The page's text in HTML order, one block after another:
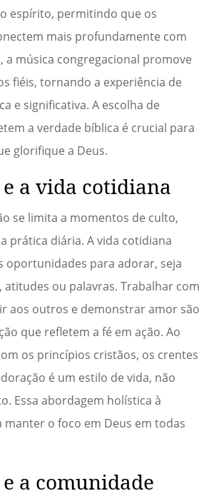
espírito, permitindo que os
mais profundamente com
a música congregacional promove
fiéis, tornando a experiência de
e significativa. A escolha de
a verdade bíblica é crucial para
glorifique a Deus.
a vida cotidiana
se limita a momentos de culto,
prática diária. A vida cotidiana
oportunidades para adorar, seja
atitudes ou palavras. Trabalhar com
aos outros e demonstrar amor são
que refletem a fé em ação. Ao
os princípios cristãos, os crentes
é um estilo de vida, não
Essa abordagem holística à
manter o foco em Deus em todas
a comunidade